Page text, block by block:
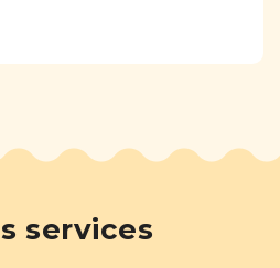
services